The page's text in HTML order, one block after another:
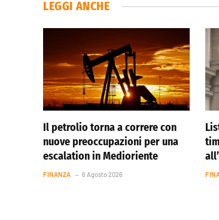
LEGGI ANCHE
Il petrolio torna a correre con
nuove preoccupazioni per una
escalation in Medioriente
FINANZA 6 Agosto 2026